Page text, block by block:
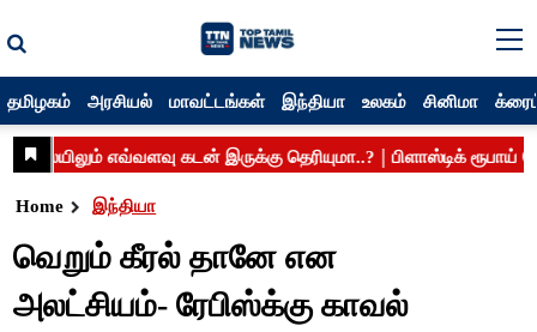
தமிழகம் அரசியல் மாவட்டங்கள் இந்தியா உலகம் சினிமா
Home இந்தியா
வெறும் கீரல் தானே என
அலட்சியம்- ரேபிஸ்க்கு காவல்